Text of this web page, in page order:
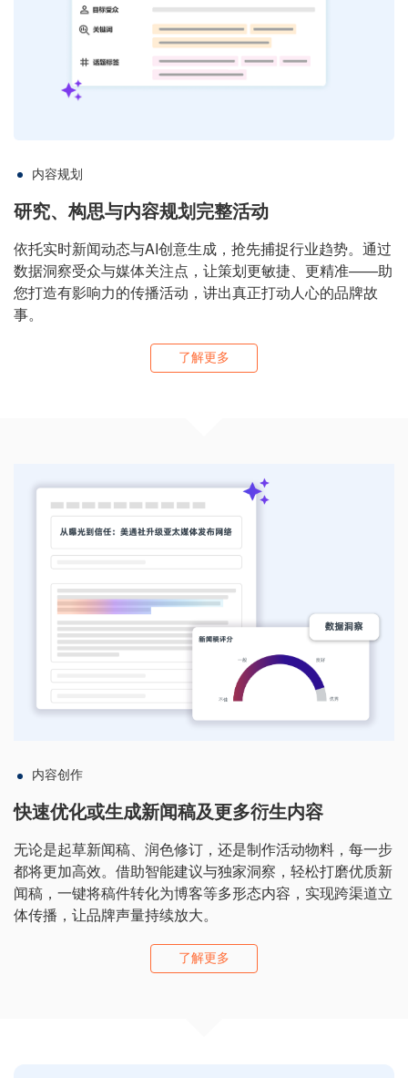
内容规划
研究、构思与内容规划完整活动
依托实时新闻动态与AI创意生成，抢先捕捉行业趋势。通过
数据洞察受众与媒体关注点，让策划更敏捷、更精准——助
您打造有影响力的传播活动，讲出真正打动人心的品牌故
事。
了解更多
内容创作
快速优化或生成新闻稿及更多衍生内容
无论是起草新闻稿、润色修订，还是制作活动物料，每一步
都将更加高效。借助智能建议与独家洞察，轻松打磨优质新
闻稿，一键将稿件转化为博客等多形态内容，实现跨渠道立
体传播，让品牌声量持续放大。
了解更多